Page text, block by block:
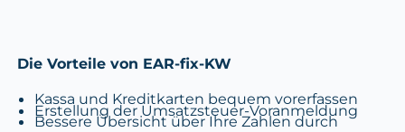
Die Vorteile von EAR-fix-KW
Kassa und Kreditkarten bequem vorerfassen
Erstellung der Umsatzsteuer-Voranmeldung
Bessere Übersicht über Ihre Zahlen durch